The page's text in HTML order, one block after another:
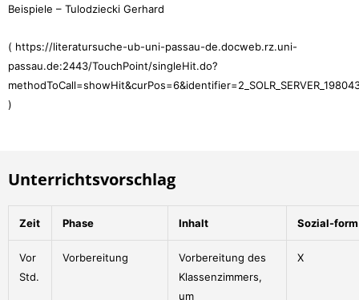
Beispiele – Tulodziecki Gerhard
( https://literatursuche-ub-uni-passau-de.docweb.rz.uni-
passau.de:2443/TouchPoint/singleHit.do?
)
Unterrichtsvorschlag
Zeit Phase Inhalt Sozial-form
Vor
Std.
Vorbereitung
Vorbereitung des
Klassenzimmers,
um
X